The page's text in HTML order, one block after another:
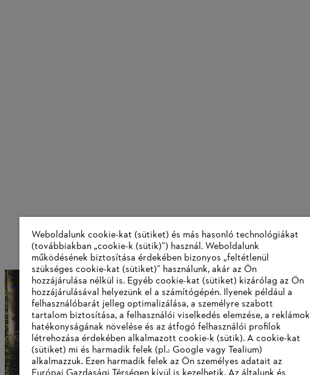
Terméktörténet
Információk a beszállítók számára
Termékek
Kapcsolat
Karrier
Weboldalunk cookie-kat (sütiket) és más hasonló technológiákat
(továbbiakban „cookie-k (sütik)”) használ. Weboldalunk
működésének biztosítása érdekében bizonyos „feltétlenül
szükséges cookie-kat (sütiket)” használunk, akár az Ön
hozzájárulása nélkül is. Egyéb cookie-kat (sütiket) kizárólag az Ön
hozzájárulásával helyezünk el a számítógépén. Ilyenek például a
felhasználóbarát jelleg optimalizálása, a személyre szabott
tartalom biztosítása, a felhasználói viselkedés elemzése, a reklámok
hatékonyságának növelése és az átfogó felhasználói profilok
létrehozása érdekében alkalmazott cookie-k (sütik). A cookie-kat
(sütiket) mi és harmadik felek (pl.: Google vagy Tealium)
alkalmazzuk. Ezen harmadik felek az Ön személyes adatait az